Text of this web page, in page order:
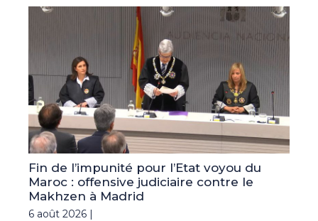
Fin de l’impunité pour l’Etat voyou du
Maroc : offensive judiciaire contre le
Makhzen à Madrid
6 août 2026 |